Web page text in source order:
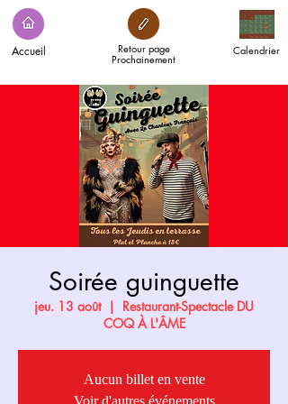
Accueil Calendrier
Retour page
Prochainement
Soirée guinguette
jeu. 13 août
  |
Restaurant-Spectacle DU
COQ À L'ÂME
Aucun billet en vente
Voir d'autres événements